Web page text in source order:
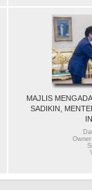
MAJLIS
SADIKIN,